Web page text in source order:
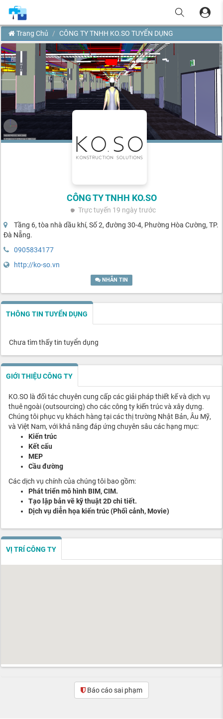
Trang Chủ CÔNG TY TNHH KO.SO TUYỂN DỤNG
CÔNG TY TNHH KO.SO
Trực tuyến 19 ngày trước
Tầng 6, tòa nhà dầu khí, Số 2, đường 30-4, Phường Hòa Cường, TP.
Đà Nẵng.
0905834177
http://ko-so.vn
NHẮN TIN
THÔNG TIN TUYỂN DỤNG
Chưa tìm thấy tin tuyển dụng
GIỚI THIỆU CÔNG TY
KO.SO là đối tác chuyên cung cấp các giải pháp thiết kế và dịch vụ
thuê ngoài (outsourcing) cho các công ty kiến trúc và xây dựng.
Chúng tôi phục vụ khách hàng tại các thị trường Nhật Bản, Âu Mỹ,
và Việt Nam, với khả năng đáp ứng chuyên sâu các hạng mục:
Kiến trúc
Kết cấu
MEP
Cầu đường
Các dịch vụ chính của chúng tôi bao gồm:
Phát triển mô hình BIM, CIM.
Tạo lập bản vẽ kỹ thuật 2D chi tiết.
Dịch vụ diễn họa kiến trúc (Phối cảnh, Movie)
VỊ TRÍ CÔNG TY
Báo cáo sai phạm(0)